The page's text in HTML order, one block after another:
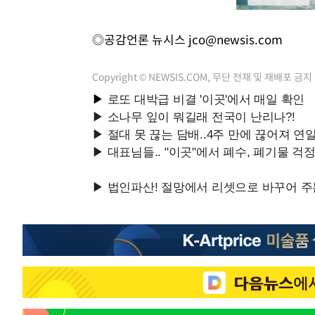
◎공감언론 뉴시스 jco@newsis.com
Copyright © NEWSIS.COM, 무단 전재 및 재배포 금지